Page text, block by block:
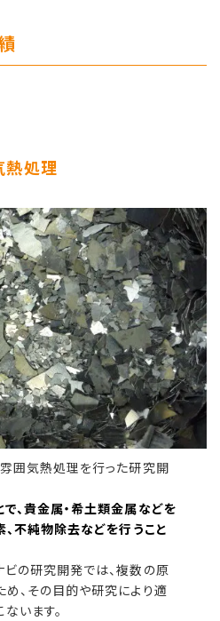
熱処理
囲気熱処理を行った研究開
、貴金属・希土類金属などを
、不純物除去などを行うこと
の研究開発では、複数の原
、その目的や研究により適
います。